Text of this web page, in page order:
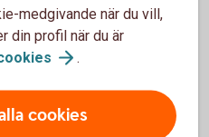
VD
Ägare
Tillförordnad VD
medgivande när du vill,
din profil när du är
.
cookies